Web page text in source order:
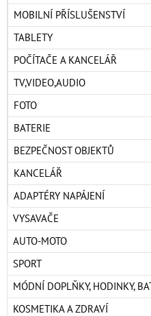
MOBILNÍ PŘÍSLUŠENSTVÍ
TABLETY
POČÍTAČE A KANCELÁŘ
TV,VIDEO,AUDIO
FOTO
BATERIE
BEZPEČNOST OBJEKTŮ
KANCELÁŘ
ADAPTÉRY NAPÁJENÍ
VYSAVAČE
AUTO-MOTO
SPORT
MÓDNÍ DOPLŇKY, HODINKY,
KOSMETIKA A ZDRAVÍ